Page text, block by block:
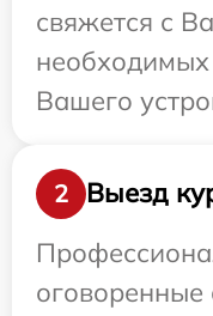
свяжется с
Вашего
2
Выезд
оговоренные